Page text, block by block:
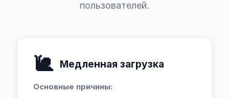
пользователей.
🐌 Медленная загрузка
Основные причины: